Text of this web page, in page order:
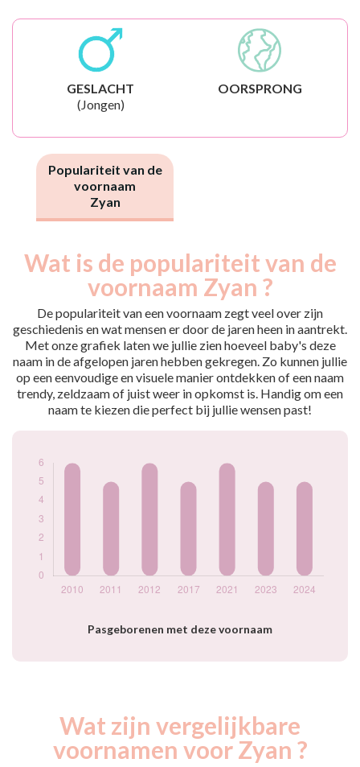
GESLACHT
(Jongen)
OORSPRONG
Populariteit van de
voornaam
Zyan
Wat is de populariteit van de
voornaam Zyan ?
De populariteit van een voornaam zegt veel over zijn
geschiedenis en wat mensen er door de jaren heen in aantrekt.
Met onze grafiek laten we jullie zien hoeveel baby's deze
naam in de afgelopen jaren hebben gekregen. Zo kunnen jullie
op een eenvoudige en visuele manier ontdekken of een naam
trendy, zeldzaam of juist weer in opkomst is. Handig om een
naam te kiezen die perfect bij jullie wensen past!
Pasgeborenen met deze voornaam
année
Année
Nouveaux-
nés
2011
5
2012
6
2017
5
2021
6
2023
5
2024
5
Wat zijn vergelijkbare
voornamen voor Zyan ?